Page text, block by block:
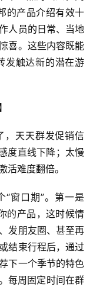
的产品介绍有效十
人员的日常、当地
喜。这些内容既能
发触达新的潜在游
，天天群发促销信
度直线下降；太慢
活难度翻倍。
“窗口期”。第一是
的产品，这时候情
发朋友圈、甚至再
结束行程后，通过
下一个季节的特色
每周固定时间在群